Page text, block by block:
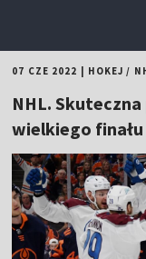
07 CZE 2022 HOKEJ /
NHL.
wielkiego finału